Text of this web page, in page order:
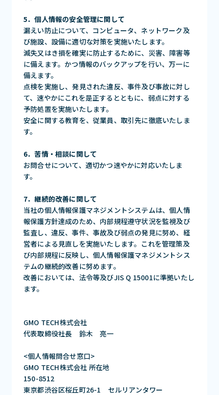
5．個人情報の安全管理に関して
漏えい防止について、コンピュータ、ネットワーク及
び施設、設備に適切な対策を実施いたします。
滅失又はき損を確実に防止するために、災害、障害等
に備えます。かつ情報のバックアップを行い、万一に
備えます。
点検を実施し、発見された違反、事件及び事故に対し
て、速やかにこれを是正するとともに、弱点に対する
予防処置を実施いたします。
安全に関する教育を、従業員、取引先に徹底いたしま
す。
6．苦情・相談に関して
お問合せについて、適切かつ速やかに対応いたしま
す。
7．継続的改善に関して
当社の個人情報保護マネジメントシステムは、個人情
報保護方針達成のため、内部規程遵守状況を監視及び
監査し、違反、事件、事故及び弱点の発見に努め、経
営者による見直しを実施いたします。これを管理策及
び内部規程に反映し、個人情報保護マネジメントシス
テムの継続的改善に努めます。
改善においては、法令等及びJIS Q 15001に準拠いたし
ます。
GMO TECH株式会社
代表取締役社長 鈴木 亮一
<個人情報問合せ窓口>
GMO TECH株式会社 所在地
150-8512
東京都渋谷区桜丘町26-1 セルリアンタワー